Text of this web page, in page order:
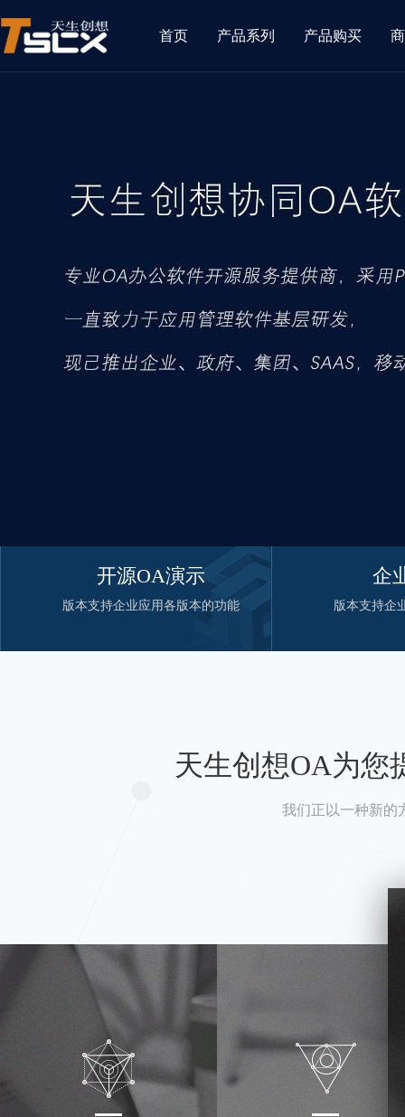
首页 产品系列 产品购买
开源OA演示
版本支持企业应用各版本的功能
企
版本支持企
天生创想OA为您
我们正以一种新的